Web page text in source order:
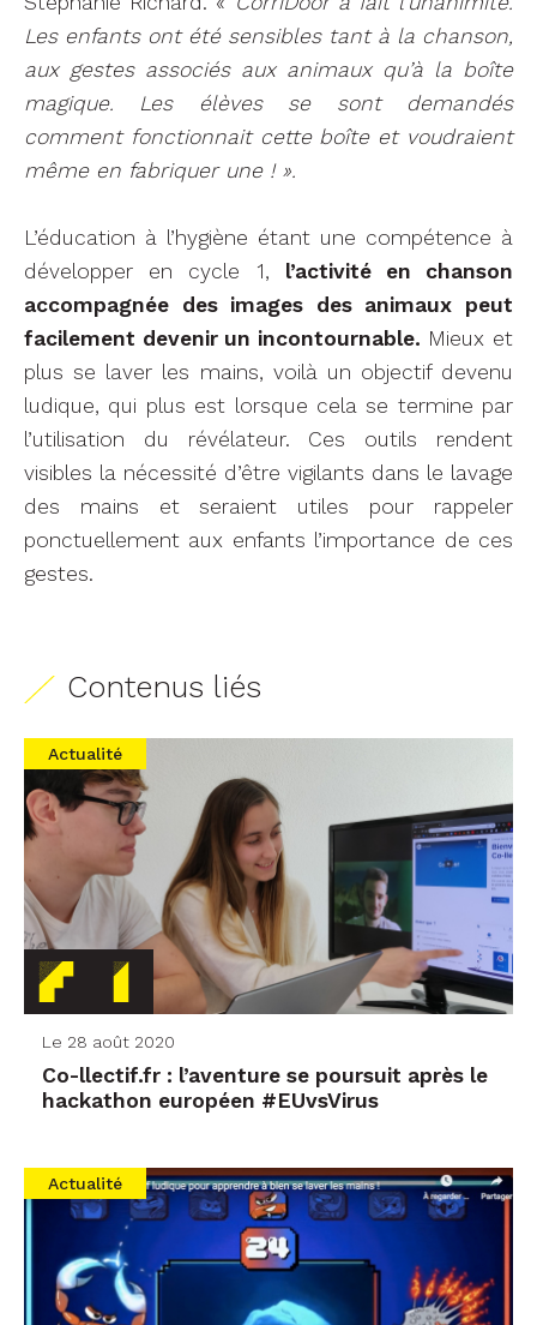
Les enfants ont été sensibles tant à la chanson,
aux gestes associés aux animaux qu’à la boîte
magique. Les élèves se sont demandés
comment fonctionnait cette boîte et voudraient
même en fabriquer une ! ».
L’éducation à l’hygiène étant une compétence à
développer en cycle 1, l’activité en chanson
accompagnée des images des animaux peut
facilement devenir un incontournable. Mieux et
plus se laver les mains, voilà un objectif devenu
ludique, qui plus est lorsque cela se termine par
l’utilisation du révélateur. Ces outils rendent
visibles la nécessité d’être vigilants dans le lavage
des mains et seraient utiles pour rappeler
ponctuellement aux enfants l’importance de ces
gestes.
Contenus liés
Actualité
Le 28 août 2020
Co-llectif.fr : l’aventure se poursuit après le
hackathon européen #EUvsVirus
Actualité